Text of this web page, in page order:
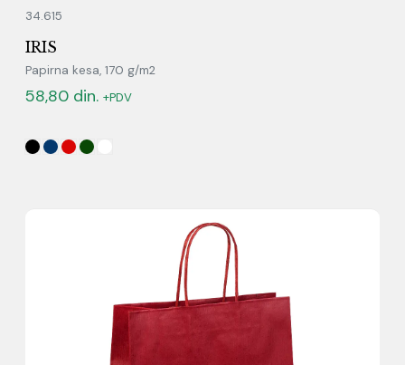
34.615
IRIS
Papirna kesa, 170 g/m2
58,80 din. +PDV